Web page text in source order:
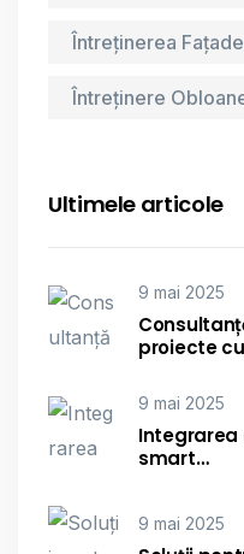
Întreținerea
Întreținere
Ultimele articole
9 mai 2025
proiecte
9 mai 2025
Integrarea
smart…
9 mai 2025